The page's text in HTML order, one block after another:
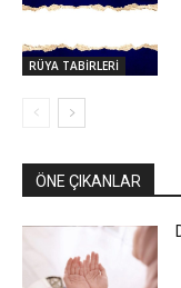
RÜYA TABİRLERİ
ÖNE ÇIKANLAR